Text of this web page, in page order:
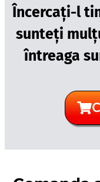
Încercați-l
sunteți
întreaga